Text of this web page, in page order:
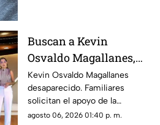
Buscan a Kevin
Osvaldo Magallanes,
desaparecido en
Acatlán de Juárez
Kevin Osvaldo Magallanes
desaparecido. Familiares
solicitan el apoyo de la
ciudadanía para obtener
agosto 06, 2026 01:40 p. m.